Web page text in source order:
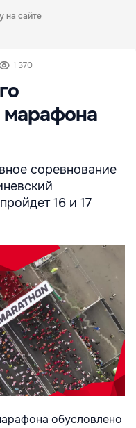
на сайте
1 370
соревнование
16 и 17
обусловлено